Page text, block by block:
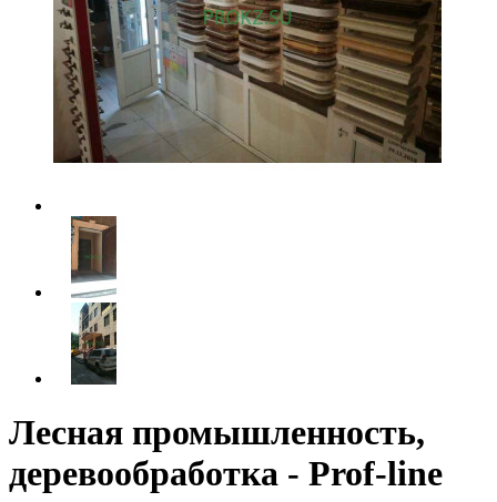
Лесная промышленность,
деревообработка - Prof-line